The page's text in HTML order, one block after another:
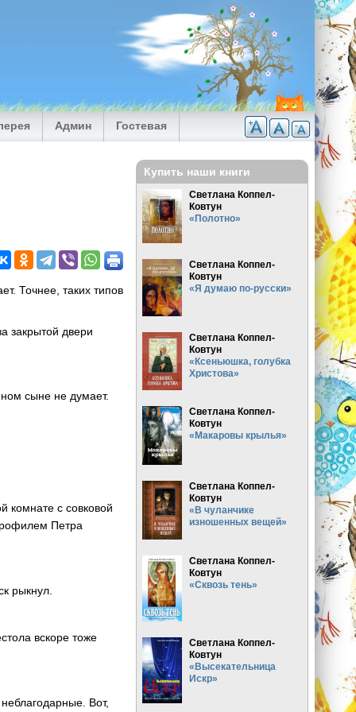
Админ Гостевая
Точнее, таких типов
закрытой двери
сыне не думает.
комнате с совковой
Петра
рыкнул.
вскоре тоже
Вот,
Купить наши книги
Светлана Коппел-
Ковтун
«Полотно»
Светлана Коппел-
Ковтун
«Я думаю по-русски»
Светлана Коппел-
Ковтун
«Ксеньюшка, голубка
Христова»
Светлана Коппел-
Ковтун
«Макаровы крылья»
Светлана Коппел-
Ковтун
«В чуланчике
изношенных вещей»
Светлана Коппел-
Ковтун
«Сквозь тень»
Светлана Коппел-
Ковтун
«Высекательница
Искр»